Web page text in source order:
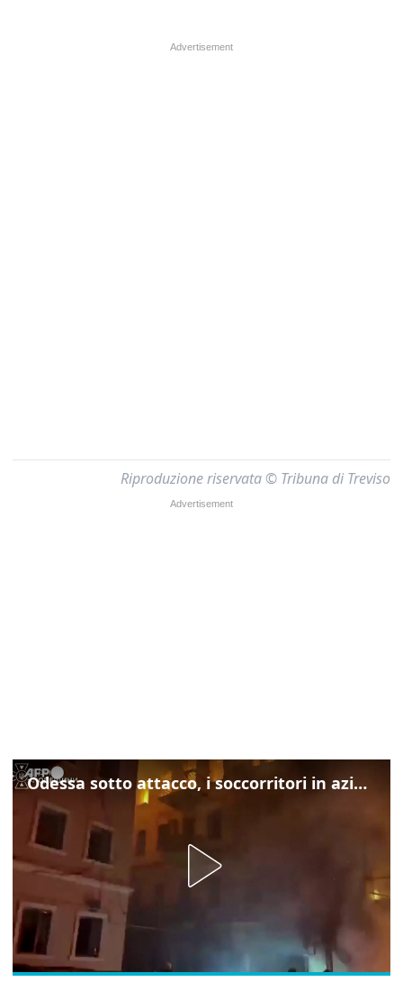
Riproduzione riservata © Tribuna di Treviso
Odessa sotto attacco, i soccorritori in azione